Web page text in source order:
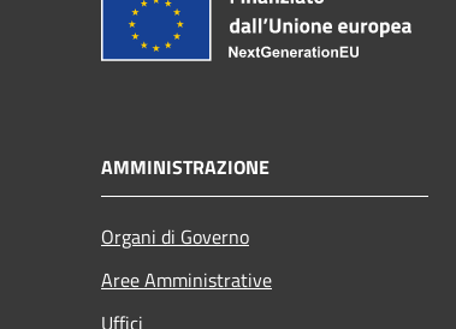
AMMINISTRAZIONE
Organi di Governo
Aree Amministrative
Uffici